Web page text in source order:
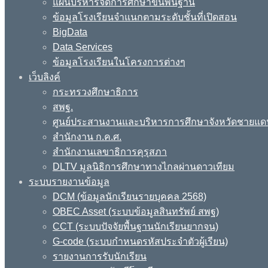
แผนบริหารจัดการศึกษาขั้นพื้นฐาน
ข้อมูลโรงเรียนจำแนกตามระดับชั้นที่เปิดสอน
BigData
Data Services
ข้อมูลโรงเรียนในโครงการต่างๆ
เว็บลิงค์
กระทรวงศึกษาธิการ
สพฐ.
ศูนย์ประสานงานและบริหารการศึกษาจังหวัดชายแ
สำนักงาน ก.ค.ศ.
สำนักงานเลขาธิการคุรุสภา
DLTV มูลนิธิการศึกษาทางไกลผ่านดาวเทียม
ระบบรายงานข้อมูล
DCM (ข้อมูลนักเรียนรายบุคคล 2568)
OBEC Asset (ระบบข้อมูลสินทรัพย์ สพฐ)
CCT (ระบบปัจจัยพื้นฐานนักเรียนยากจน)
G-code (ระบบกำหนดรหัสประจำตัวผู้เรียน)
รายงานการรับนักเรียน